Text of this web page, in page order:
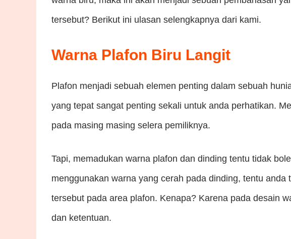
tersebut? Berikut ini ulasan selengkapnya dari kami.
Warna Plafon Biru Langit
Plafon menjadi sebuah elemen penting dalam sebuah
yang tepat sangat penting sekali untuk anda perhatikan.
pada masing masing selera pemiliknya.
Tapi, memadukan warna plafon dan dinding tentu tidak
menggunakan warna yang cerah pada dinding, tentu anda
tersebut pada area plafon. Kenapa? Karena pada desain
dan ketentuan.